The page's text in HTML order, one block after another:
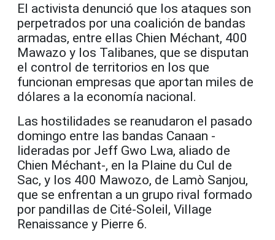
El activista denunció que los ataques son
perpetrados por una coalición de bandas
armadas, entre ellas Chien Méchant, 400
Mawazo y los Talibanes, que se disputan
el control de territorios en los que
funcionan empresas que aportan miles de
dólares a la economía nacional.
Las hostilidades se reanudaron el pasado
domingo entre las bandas Canaan -
lideradas por Jeff Gwo Lwa, aliado de
Chien Méchant-, en la Plaine du Cul de
Sac, y los 400 Mawozo, de Lamò Sanjou,
que se enfrentan a un grupo rival formado
por pandillas de Cité-Soleil, Village
Renaissance y Pierre 6.